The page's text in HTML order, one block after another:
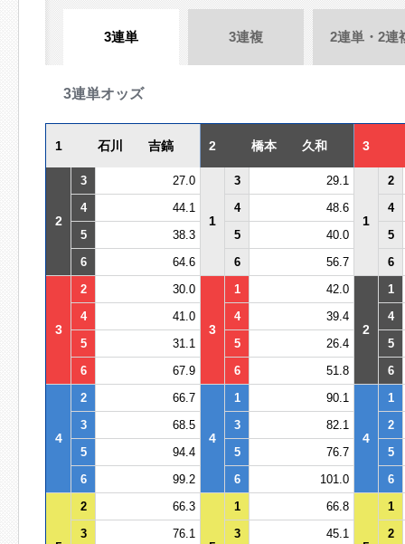
3連単 3連複 2連単・2連
3連単オッズ
1 石川 吉鎬 2 橋本 久和 3
2
3 27.0
1
3 29.1
1
2
4
44.1 4 48.6
4
5
38.3 5 40.0
5
6
64.6 6 56.7 6
3
2 30.0
3
1 42.0
2
1
4
41.0 4 39.4
4
5
31.1 5 26.4
5
6
67.9 6 51.8 6
4
2 66.7
4
1 90.1
4
1
3
68.5 3 82.1
2
5
94.4 5 76.7
5
6
99.2 6 101.0 6
2 66.3 1 66.8
1
3
76.1 3 45.1
2